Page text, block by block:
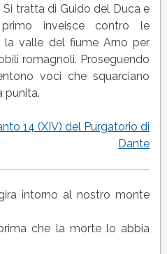
(XIV)
del
Purgatorio
di
Dante
tratta di Guido del Duca e
inveisce contro le
la valle del fiume Arno per
romagnoli. Proseguendo
voci che squarciano
punita.
14 (XIV) del Purgatorio di
Dante
intorno al nostro monte
che la morte lo abbia